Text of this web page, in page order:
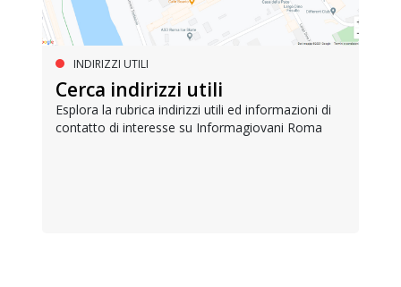
INDIRIZZI UTILI
Cerca indirizzi utili
Esplora la rubrica indirizzi utili ed informazioni di
contatto di interesse su Informagiovani Roma